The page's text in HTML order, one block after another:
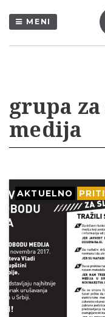
MENI
grupa
medija
AKTUELNO